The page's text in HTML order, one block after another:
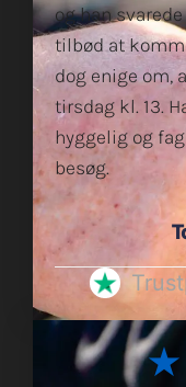
og han
tilbød at
dog enige om,
tirsdag kl. 13.
hyggelig og
besøg.